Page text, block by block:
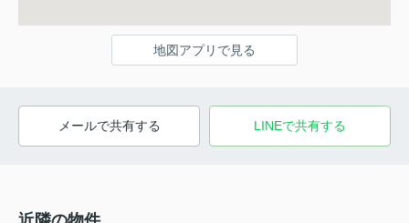
地図アプリで見る
メールで共有する LINEで共有する